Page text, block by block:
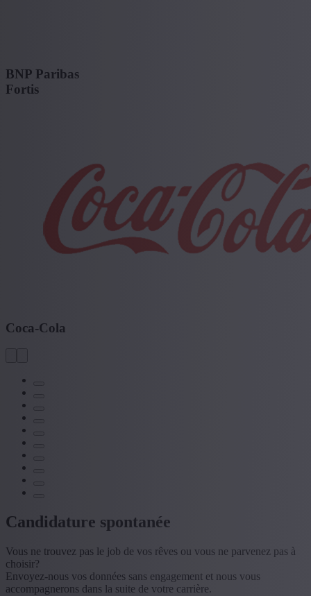
BNP Paribas
Fortis
Coca-Cola
Candidature spontanée
Vous ne trouvez pas le job de vos rêves ou vous ne parvenez pas à
choisir?
Envoyez-nous vos données sans engagement et nous vous
accompagnerons dans la suite de votre carrière.